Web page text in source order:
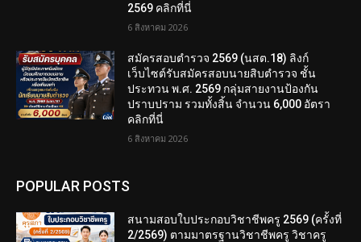
2569 คลิกที่นี่
6 สิงหาคม 2026
สมัครสอบตํารวจ 2569 (นสต.18) ลิงก์
เว็บไซต์รับสมัครสอบนายสิบตำรวจ ชั้น
ประทวน พ.ศ. 2569 กลุ่มสายงานป้องกัน
ปราบปราม รวมทั้งสิ้น จำนวน 6,000 อัตรา
คลิกที่นี่
6 สิงหาคม 2026
POPULAR POSTS
สนามสอบใบประกอบวิชาชีพครู 2569 (ครั้งที่
2/2569) ตามมาตรฐานวิชาชีพครู วิชาครู